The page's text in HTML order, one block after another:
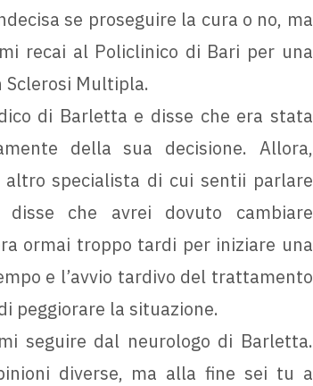
se proseguire la cura o no, ma
recai al Policlinico di Bari per una
Sclerosi Multipla.
di Barletta e disse che era stata
della sua decisione. Allora,
specialista di cui sentii parlare
che avrei dovuto cambiare
ormai troppo tardi per iniziare una
e l’avvio tardivo del trattamento
peggiorare la situazione.
seguire dal neurologo di Barletta.
diverse, ma alla fine sei tu a